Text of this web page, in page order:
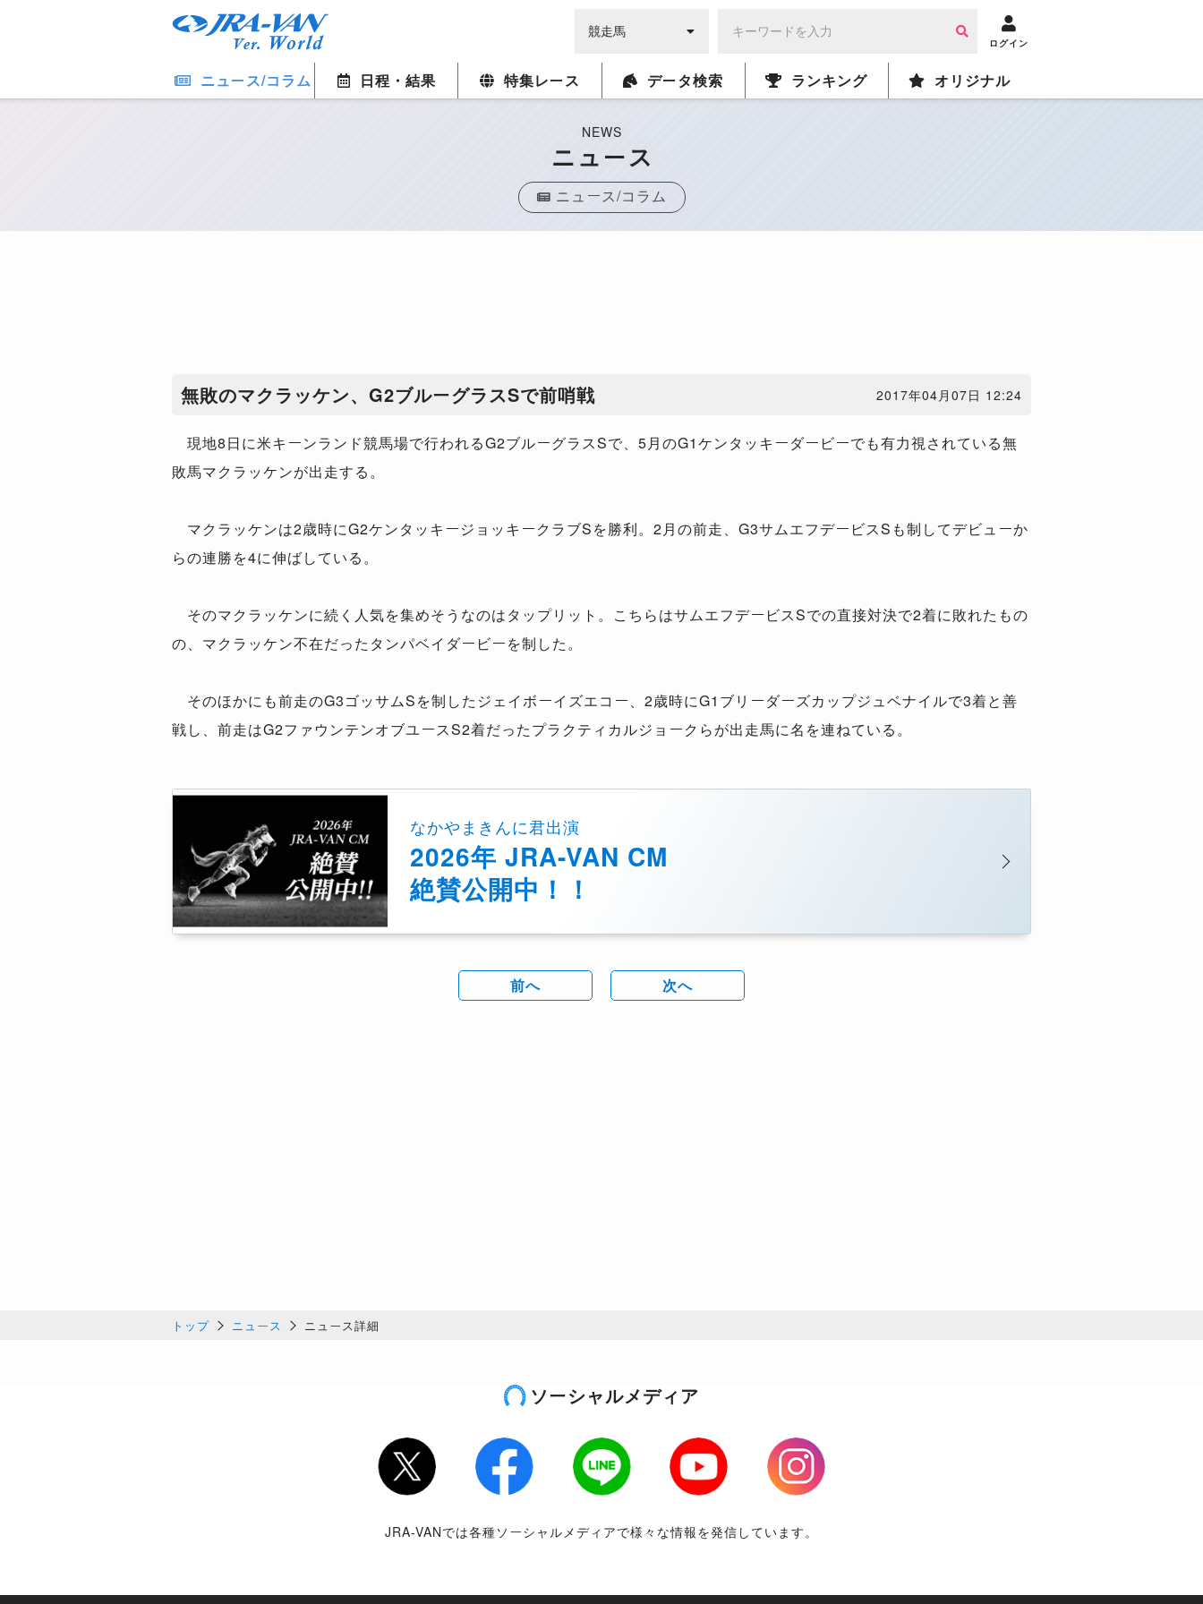
ログイン
ニュース/コラム 日程・結果 特集レース データ検索 ランキング オリジナル
NEWS
ニュース
ニュース/コラム
無敗のマクラッケン、G2ブルーグラスSで前哨戦 2017年04月07日 12:24
現地8日に米キーンランド競馬場で行われるG2ブルーグラスSで、5月のG1ケンタッキーダービーでも有力視されている無
敗馬マクラッケンが出走する。
マクラッケンは2歳時にG2ケンタッキージョッキークラブSを勝利。2月の前走、G3サムエフデービスSも制してデビューか
らの連勝を4に伸ばしている。
そのマクラッケンに続く人気を集めそうなのはタップリット。こちらはサムエフデービスSでの直接対決で2着に敗れたもの
の、マクラッケン不在だったタンパベイダービーを制した。
そのほかにも前走のG3ゴッサムSを制したジェイボーイズエコー、2歳時にG1ブリーダーズカップジュベナイルで3着と善
戦し、前走はG2ファウンテンオブユースS2着だったプラクティカルジョークらが出走馬に名を連ねている。
なかやまきんに君出演
2026年 JRA-VAN CM
絶賛公開中！！
前へ 次へ
トップ ニュース ニュース詳細
ソーシャルメディア
Twitter Facebook LINE Youtube
Instagram
JRA-VANでは各種ソーシャルメディアで様々な情報を発信しています。